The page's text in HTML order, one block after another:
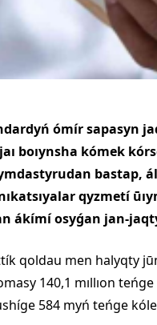
ómír sapasyn
boıynsha kómek
bastap,
qyzmetí
ákímí osyǵan jan-
qoldau men halyqty
140,1 mıllıon
584 myń teńge